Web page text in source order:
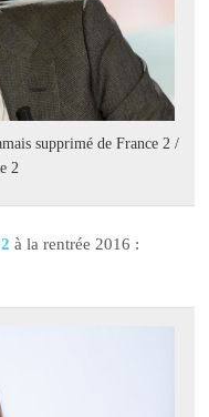
supprimé de France 2 /
2
à la rentrée 2016 :